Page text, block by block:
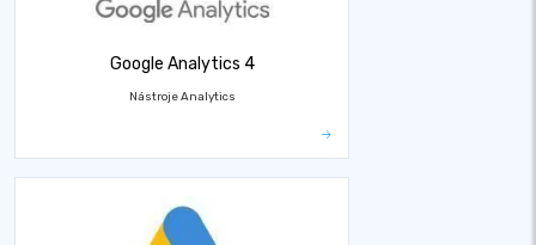
Google Analytics 4
Nástroje Analytics